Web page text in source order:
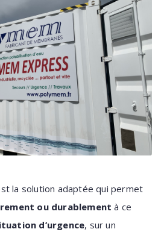
la solution adaptée qui permet
ou durablement à ce
d’urgence, sur un